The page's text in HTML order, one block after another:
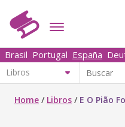
Brasil Portugal España
Home / Libros / E O Pião